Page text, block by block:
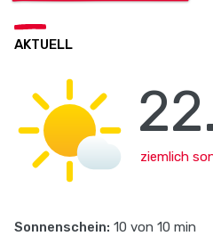
AKTUELL
ziemlich
Sonnenschein: 10 von 10 min